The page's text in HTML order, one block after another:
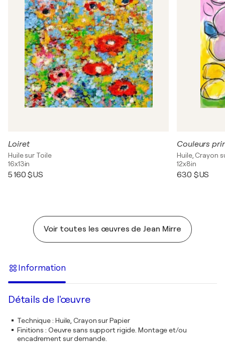
Loiret
Huile sur Toile
16x13in
5 160 $US
Couleurs
Huile, Crayon
12x8in
630 $US
Voir toutes les œuvres de Jean Mirre
Information
Détails de l'œuvre
Technique: Huile, Crayon sur Papier
Finitions : Oeuvre sans support rigide. Montage et/ou
encadrement sur demande.